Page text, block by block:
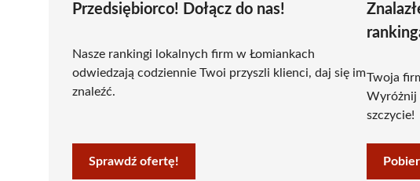
Przedsiębiorco! Dołącz do nas!
Nasze rankingi lokalnych firm w Łomiankach
odwiedzają codziennie Twoi przyszli klienci, daj się im
znaleźć.
Sprawdź ofertę!
Twoja
Wyróżnij
szczycie!